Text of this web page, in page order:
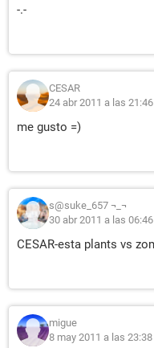
-.-
CESAR
24 abr 2011 a las 21:46
me gusto =)
s@suke_657 ¬_¬
30 abr 2011 a las 06:46
CESAR-esta plants vs
migue
8 may 2011 a las 23:38